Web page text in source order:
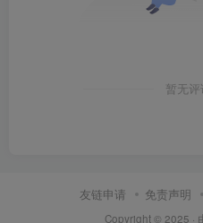
暂无
友链申请 免责声明
Copyright © 2025 ·